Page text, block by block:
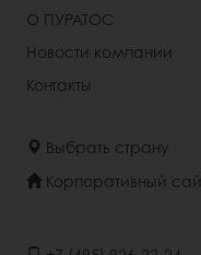
О ПУРАТОС
Новости компании
Контакты
Выбрать страну
Корпоративный